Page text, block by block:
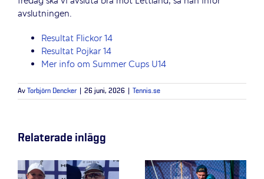
avslutningen.
Resultat Flickor 14
Resultat Pojkar 14
Mer info om Summer Cups U14
Av Torbjörn Dencker 26 juni, 2026 Tennis.se
Relaterade inlägg